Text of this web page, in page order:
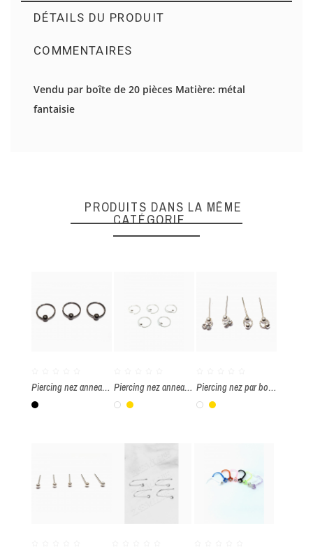
DÉTAILS DU PRODUIT
COMMENTAIRES
Vendu par boîte de 20 pièces Matière: métal
fantaisie
Il n'y a pas d'avis en ce moment.
PRODUITS DANS LA MÊME
CATÉGORIE
Piercing nez anneau avec boule 3mm par boite de 20 pièces
Noir
Piercing nez anneau avec boule 2mm par boîte de 20 pièces
Blanc
Or
Piercing nez par boîte de 20 pièces
Blanc
Or